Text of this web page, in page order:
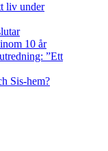
liv under
10 år
”Ett
Sis-hem?